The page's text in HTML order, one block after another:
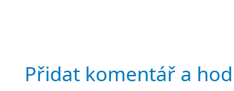
Přidat komentář a